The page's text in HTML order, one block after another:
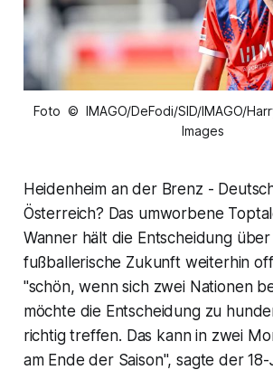
Foto © IMAGO/DeFodi/SID/IMAGO/
Images
Heidenheim an der Brenz -
Österreich? Das umworbene
Wanner hält die Entscheidung über
fußballerische Zukunft weiterhin
"schön, wenn sich zwei Nationen
möchte die Entscheidung zu
richtig treffen. Das kann in zwei
am Ende der Saison", sagte der